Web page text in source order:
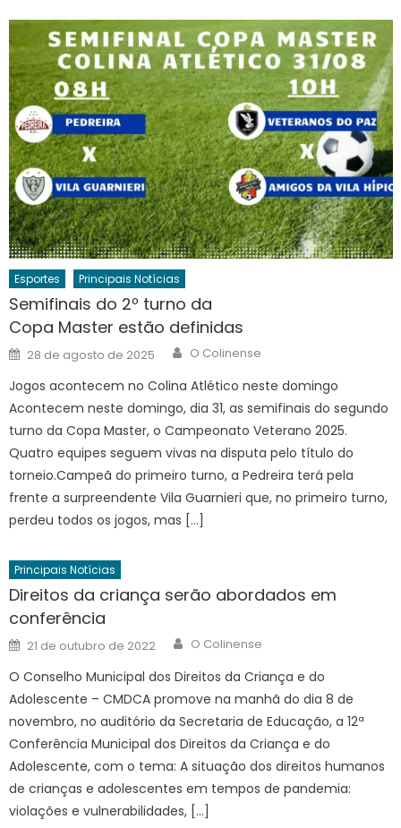
Esportes Principais Notícias
Semifinais do 2º turno da
Copa Master estão definidas
Posted
on
28 de agosto de 2025 Author
O Colinense
Jogos acontecem no Colina Atlético neste domingo
Acontecem neste domingo, dia 31, as semifinais do segundo
turno da Copa Master, o Campeonato Veterano 2025.
Quatro equipes seguem vivas na disputa pelo título do
torneio.Campeã do primeiro turno, a Pedreira terá pela
frente a surpreendente Vila Guarnieri que, no primeiro turno,
perdeu todos os jogos, mas […]
Principais Notícias
Direitos da criança serão abordados em
conferência
Posted
on
21 de outubro de 2022 Author
O Colinense
O Conselho Municipal dos Direitos da Criança e do
Adolescente – CMDCA promove na manhã do dia 8 de
novembro, no auditório da Secretaria de Educação, a 12ª
Conferência Municipal dos Direitos da Criança e do
Adolescente, com o tema: A situação dos direitos humanos
de crianças e adolescentes em tempos de pandemia:
violações e vulnerabilidades, […]